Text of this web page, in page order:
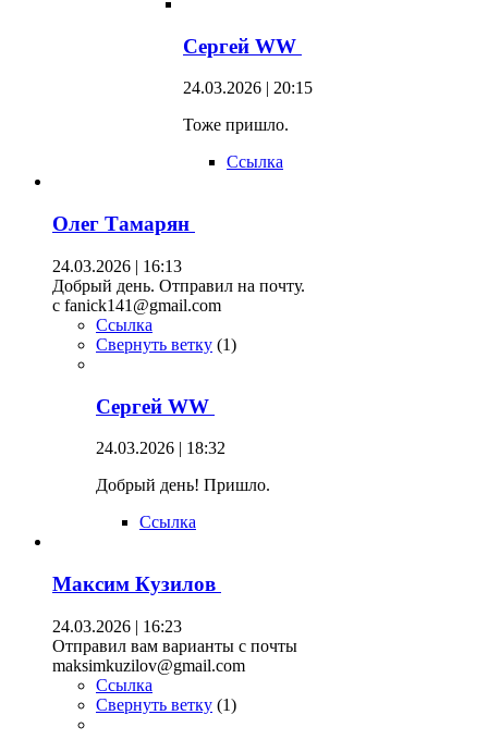
Сергей WW
24.03.2026 | 20:15
Тоже пришло.
Ссылка
Олег Тамарян
24.03.2026 | 16:13
Добрый день. Отправил на почту.
c fanick141@gmail.com
Ссылка
Свернуть ветку (1)
Сергей WW
24.03.2026 | 18:32
Добрый день! Пришло.
Ссылка
Максим Кузилов
24.03.2026 | 16:23
Отправил вам варианты с почты
maksimkuzilov@gmail.com
Ссылка
Свернуть ветку (1)